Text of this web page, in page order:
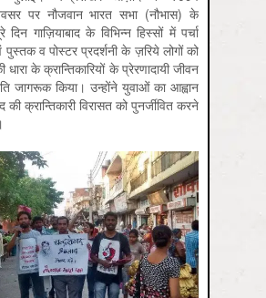
पर नौजवान भारत सभा (नौभास) के
दिन गाज़ियाबाद के विभि‍न्न हिस्सों में पर्चा
पुस्तक व पोस्टर प्रदर्शनी के ज़रिये लोगों को
के क्रान्तिकारियों के प्रेरणादायी जीवन
जागरूक किया। उन्होंने युवाओं का आह्वान
क्रान्तिकारी विरासत को पुनर्जीवित करने